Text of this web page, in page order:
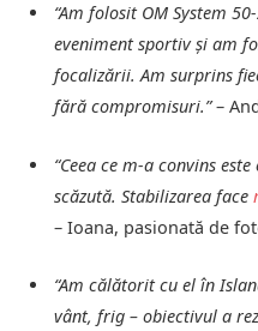
“Am folosit OM System
eveniment sportiv și am
focalizării. Am surprins
fără compromisuri.”–
“Ceea ce m-a convins
scăzută. Stabilizarea face
– Ioana, pasionată de
“Am călătorit cu el în
vânt, frig – obiectivul a